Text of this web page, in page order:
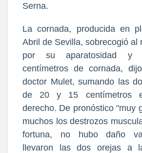
Serna.
La cornada, producida en
Abril de Sevilla, sobrecogió al
por su aparatosidad y
centímetros de cornada,
doctor Mulet, sumando las
de 20 y 15 centímetros
derecho. De pronóstico "muy
muchos los destrozos
fortuna, no hubo daño
llevaron las dos orejas a